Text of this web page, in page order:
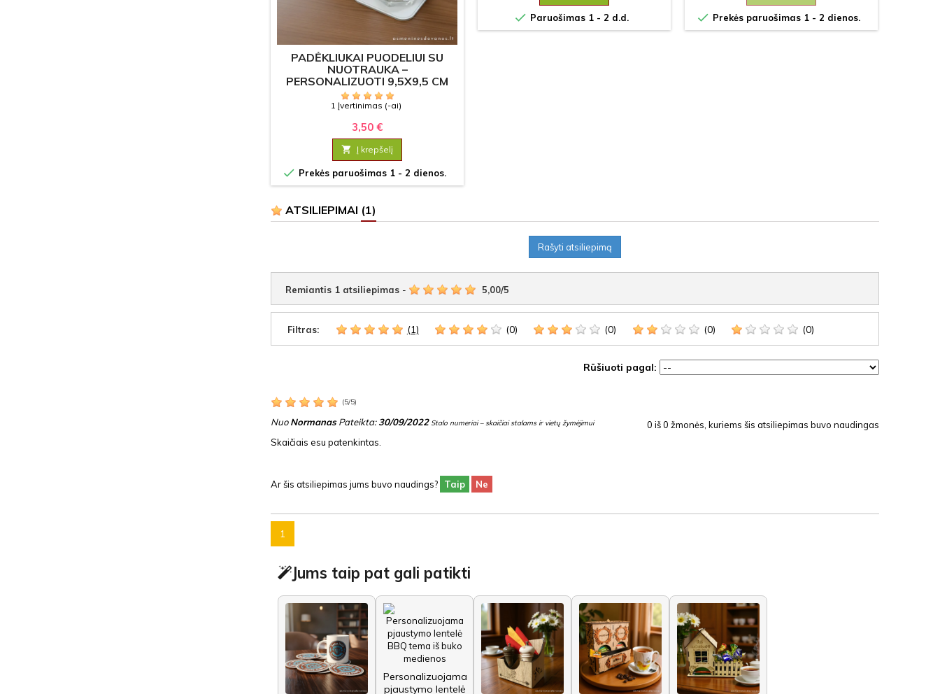
PADĖKLIUKAI PUODELIUI SU
NUOTRAUKA –
PERSONALIZUOTI 9,5X9,5 CM
1 Įvertinimas (-ai)
3,50 €
 Į krepšelį
 Prekės paruošimas 1 - 2 dienos.
 Paruošimas 1 - 2 d.d.  Prekės paruošimas 1 - 2 dienos.
ATSILIEPIMAI (1)
Rašyti atsiliepimą
Remiantis 1 atsiliepimas - 5,00/5
Filtras: (1) (0) (0) (0) (0)
Rūšiuoti pagal:
(5/5)
NuoNormanasPateikta:30/09/2022 Stalo numeriai – skaičiai stalams ir vietų žymėjimui 0 iš0 žmonės, kuriems šis atsiliepimas buvo naudingas
Skaičiais esu patenkintas.
Ar šis atsiliepimas jums buvo naudings? Taip Ne
1
Jums taip pat gali patikti
Personalizuojama
pjaustymo lentelė